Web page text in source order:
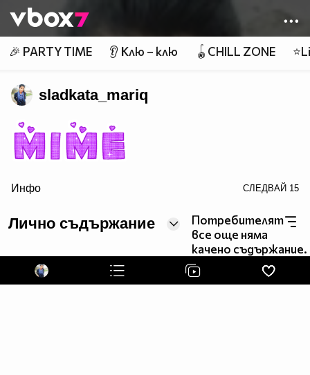
👾
🎉 PARTY TIME 👂 Клю – клю 🪀CHILL ZONE
sladkata_mariq
Инфо СЛЕДВАЙ 15
Лично съдържание
Потребителят
все още няма
качено съдържание.